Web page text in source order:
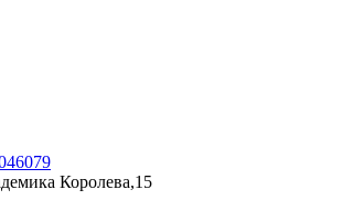
Королева,15